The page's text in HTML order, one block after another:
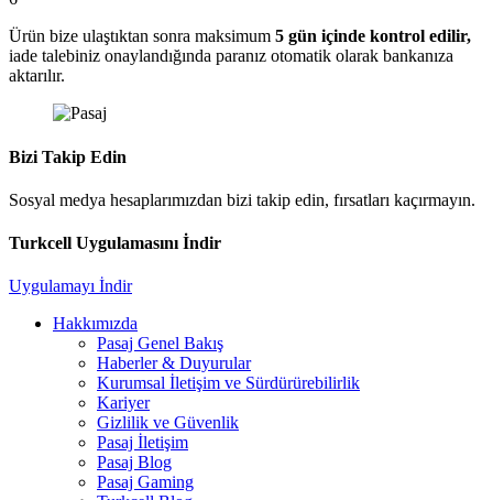
Ürün bize ulaştıktan sonra maksimum 5 gün içinde kontrol edilir,
iade talebiniz onaylandığında paranız otomatik olarak bankanıza
aktarılır.
Bizi Takip Edin
Sosyal medya hesaplarımızdan bizi takip edin, fırsatları kaçırmayın.
Turkcell Uygulamasını İndir
Uygulamayı İndir
Hakkımızda
Pasaj Genel Bakış
Haberler & Duyurular
Kurumsal İletişim ve Sürdürürebilirlik
Kariyer
Gizlilik ve Güvenlik
Pasaj İletişim
Pasaj Blog
Pasaj Gaming